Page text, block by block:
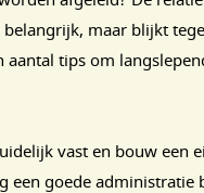
maar blijkt
aantal tips om
vast en bouw een
een goede administratie